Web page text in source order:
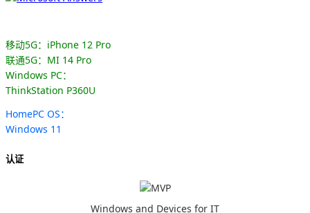
移动5G：iPhone 12 Pro
联通5G：MI 14 Pro
Windows PC：
ThinkStation P360U
HomePC OS：
Windows 11
认证
Windows and Devices for IT